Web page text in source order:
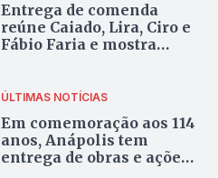
Entrega de comenda
reúne Caiado, Lira, Ciro e
Fábio Faria e mostra
ÚLTIMAS NOTÍCIAS
Em comemoração aos 114
anos, Anápolis tem
entrega de obras e ações